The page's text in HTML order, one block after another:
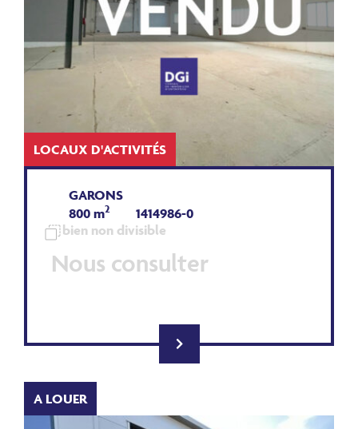
LOCAUX D'ACTIVITÉS
GARONS
800 m2
1414986-0
bien non divisible
Nous consulter
A LOUER